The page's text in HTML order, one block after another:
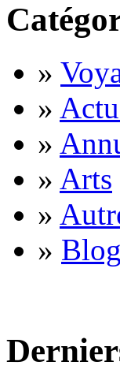
»
»
»
» Arts
»
» Blog